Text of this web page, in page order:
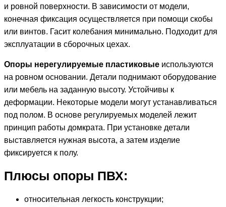
и ровной поверхности. В зависимости от модели,
конечная фиксация осуществляется при помощи скобы
или винтов. Гасит колебания минимально. Подходит для
эксплуатации в сборочных цехах.
Опоры нерегулируемые пластиковые используются
на ровном основании. Детали поднимают оборудование
или мебель на заданную высоту. Устойчивы к
деформации. Некоторые модели могут устанавливаться
под полом. В основе регулируемых моделей лежит
принцип работы домкрата. При установке детали
выставляется нужная высота, а затем изделие
фиксируется к полу.
Плюсы опоры ПВХ:
относительная легкость конструкции;